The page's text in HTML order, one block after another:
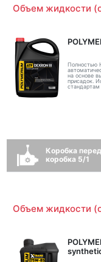
Объем жидкости
Полностью
на основе
присадок.
стандартам
Коробка
коробка 5/1
Объем жидкости